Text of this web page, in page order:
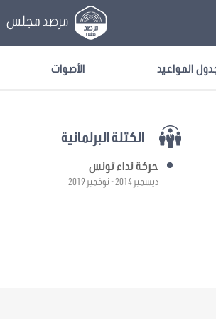
مرصد مجلس
المواعيد الأصوات
الكتلة البرلمانية
حركة نداء تونس
ديسمبر 2014 - نوفمبر 2019